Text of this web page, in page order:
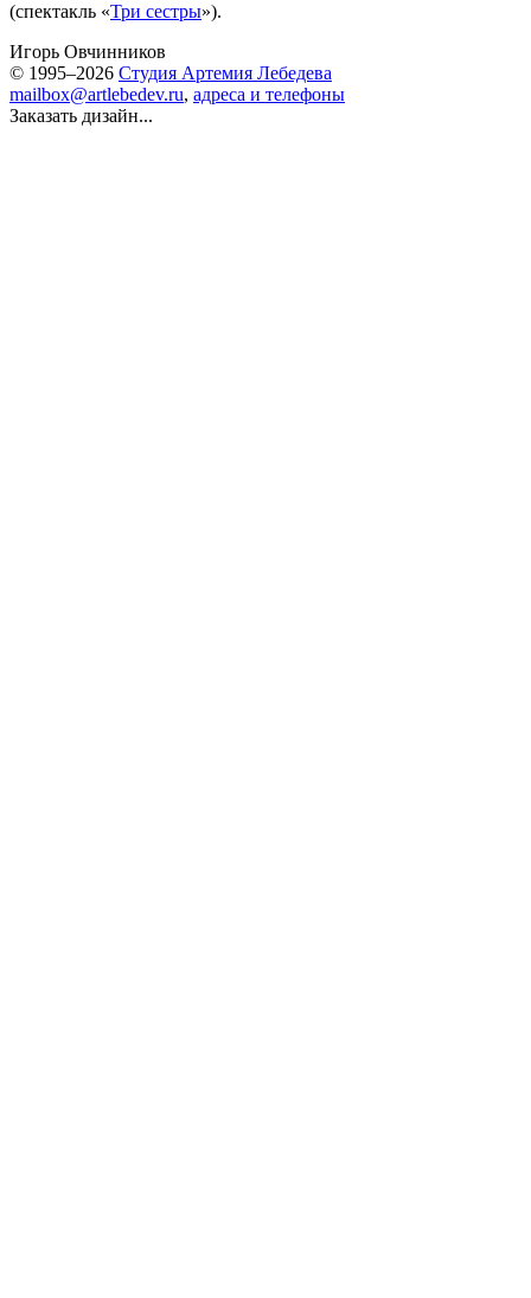
(спектакль «Три сестры»).
Игорь Овчинников
© 1995–2026 Студия Артемия Лебедева
mailbox@artlebedev.ru, адреса и телефоны
Заказать дизайн...